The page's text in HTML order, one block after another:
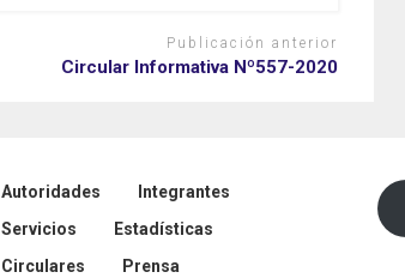
Publicación anterior
Circular Informativa Nº557-2020
Autoridades
Integrantes
Servicios
Estadísticas
Circulares
Prensa